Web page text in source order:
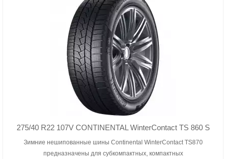
275/40 R22 107V CONTINENTAL WinterContact TS 860 S
Зимние нешипованные шины Continental WinterContact TS870
предназначены для субкомпактных, компактных